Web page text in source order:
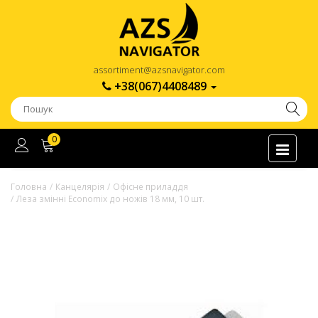
assortiment@azsnavigator.com
+38(067)4408489
0
Головна Канцелярія
Офісне приладдя
Леза змінні Economix до ножів 18 мм, 10 шт.